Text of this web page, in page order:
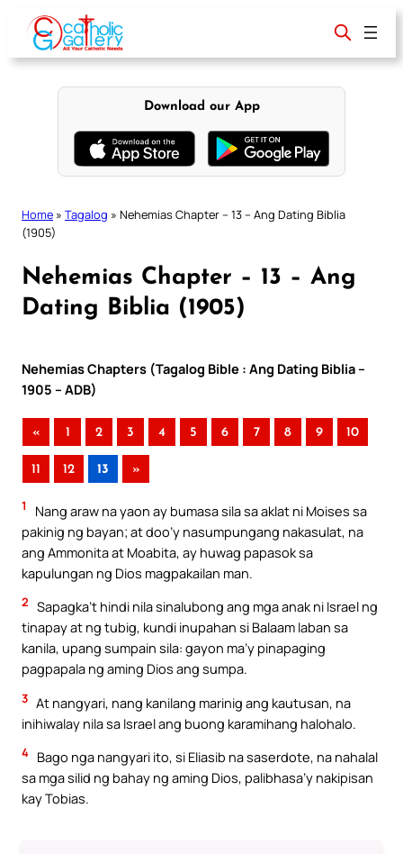
content
Download our App
Home » Tagalog » Nehemias Chapter – 13 – Ang Dating Biblia
(1905)
Nehemias Chapter – 13 – Ang
Dating Biblia (1905)
Nehemias Chapters (Tagalog Bible : Ang Dating Biblia –
1905 – ADB)
« 1 2 3 4 5 6 7 8 9 10
11 12 13 »
1
Nang araw na yaon ay bumasa sila sa aklat ni Moises sa
pakinig ng bayan; at doo’y nasumpungang nakasulat, na
ang Ammonita at Moabita, ay huwag papasok sa
kapulungan ng Dios magpakailan man.
2 Sapagka’t hindi nila sinalubong ang mga anak ni Israel ng
tinapay at ng tubig, kundi inupahan si Balaam laban sa
kanila, upang sumpain sila: gayon ma’y pinapaging
pagpapala ng aming Dios ang sumpa.
3 At nangyari, nang kanilang marinig ang kautusan, na
inihiwalay nila sa Israel ang buong karamihang halohalo.
4 Bago nga nangyari ito, si Eliasib na saserdote, na nahalal
sa mga silid ng bahay ng aming Dios, palibhasa’y nakipisan
kay Tobias.